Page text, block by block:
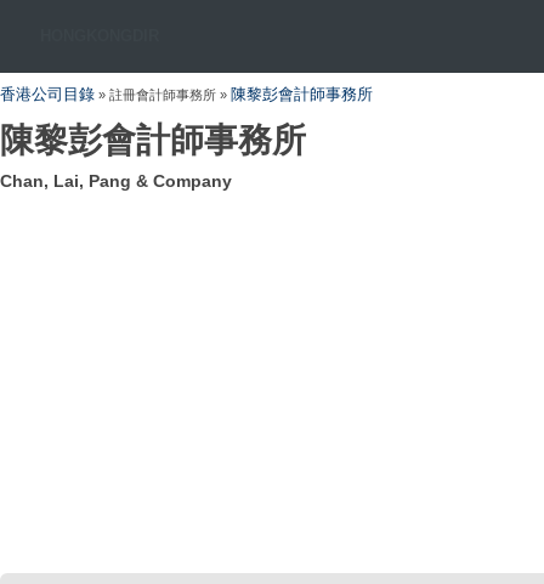
香港公司目錄 » 註冊會計師事務所 » 陳黎彭會計師事務所
陳黎彭會計師事務所
Chan, Lai, Pang & Company